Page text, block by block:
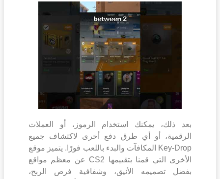
بعد ذلك، يمكنك استخدام الرموز، أو العملات
الرقمية، أو أي طرق دفع أخرى لاكتشاف جميع
المكافآت والبدء باللعب فورًا. يتميز موقع Key-Drop
عن معظم مواقع CS2 الأخرى التي قمنا بتقييمها
بفضل تصميمه الأنيق، وشفافية فرص الربح،